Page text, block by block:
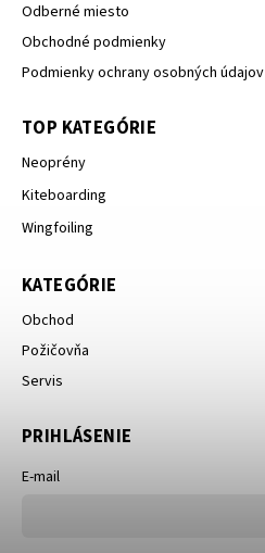
Odberné miesto
Obchodné podmienky
Podmienky ochrany osobných údajov
TOP KATEGÓRIE
Neoprény
Kiteboarding
Wingfoiling
KATEGÓRIE
Obchod
Požičovňa
Servis
PRIHLÁSENIE
E-mail